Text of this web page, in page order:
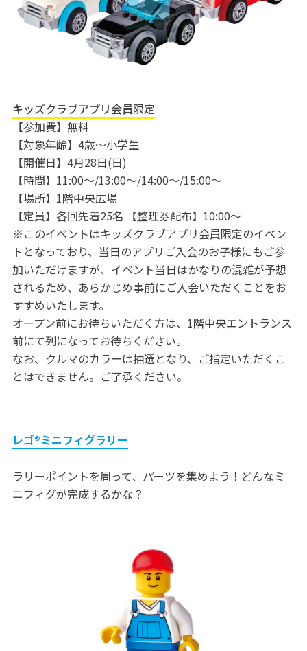
キッズクラブアプリ会員限定
【参加費】無料
【対象年齢】4歳～小学生
【開催日】4月28日(日)
【時間】11:00～/13:00～/14:00～/15:00～
【場所】1階中央広場
【定員】各回先着25名 【整理券配布】10:00～
※このイベントはキッズクラブアプリ会員限定のイベン
トとなっており、当日のアプリご入会のお子様にもご参
加いただけますが、イベント当日はかなりの混雑が予想
されるため、あらかじめ事前にご入会いただくことをお
すすめいたします。
オープン前にお待ちいただく方は、1階中央エントランス
前にて列になってお待ちください。
なお、クルマのカラーは抽選となり、ご指定いただくこ
とはできません。ご了承ください。
レゴ®ミニフィグラリー
ラリーポイントを周って、パーツを集めよう！どんなミ
ニフィグが完成するかな？